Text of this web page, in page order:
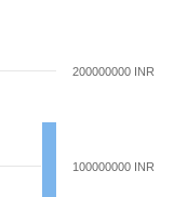
100000000 INR
200000000 INR